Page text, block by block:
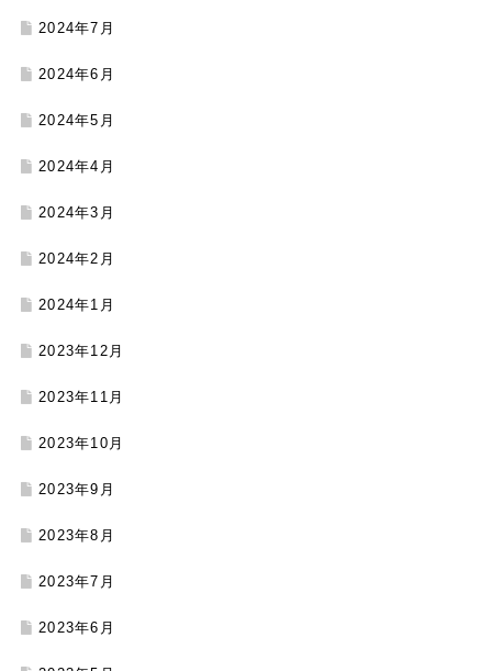
2024年7月
2024年6月
2024年5月
2024年4月
2024年3月
2024年2月
2024年1月
2023年12月
2023年11月
2023年10月
2023年9月
2023年8月
2023年7月
2023年6月